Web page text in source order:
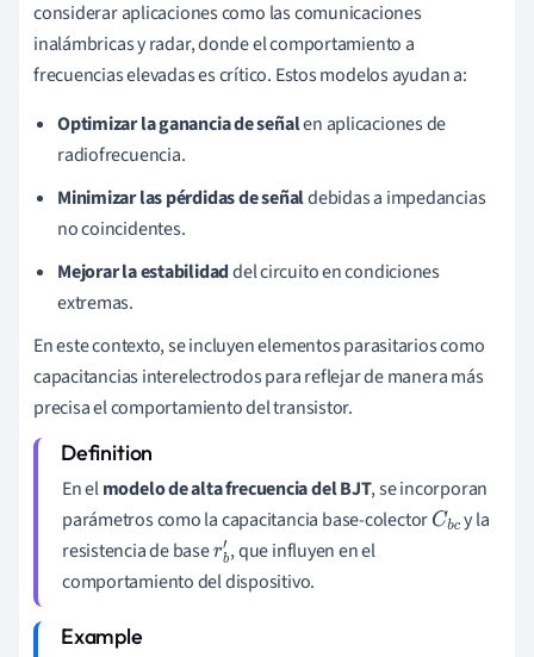
considerar aplicaciones como las comunicaciones
inalámbricas y radar, donde el comportamiento a
frecuencias elevadas es crítico. Estos modelos ayudan a:
Optimizar la ganancia de señalen aplicaciones de
radiofrecuencia.
Minimizar las pérdidas de señaldebidas a impedancias
no coincidentes.
Mejorar la estabilidaddel circuito en condiciones
extremas.
En este contexto, se incluyen elementos parasitarios como
capacitancias interelectrodos para reflejar de manera más
precisa el comportamiento del transistor.
En elmodelo de alta frecuencia del BJT, se incorporan
parámetros como la capacitancia base-colectorCbcy la
resistencia de baserb
′
, que influyen en el
comportamiento del dispositivo.